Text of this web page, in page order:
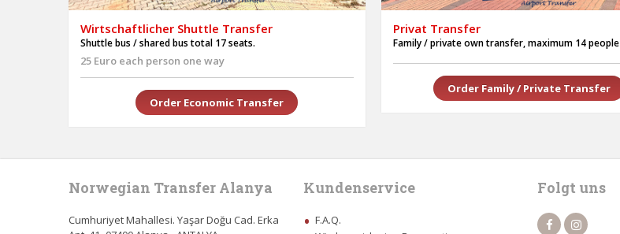
Wirtschaftlicher Shuttle Transfer
Shuttle bus / shared bus total 17 seats.
25 Euro each person one way
Order Economic Transfer
Privat Transfer
Family / private own transfer, maximum 14 people
Order Family / Private Transfer
Norwegian Transfer Alanya
Cumhuriyet Mahallesi. Yaşar Doğu Cad. Erka
Kundenservice
F.A.Q.
Folgt uns